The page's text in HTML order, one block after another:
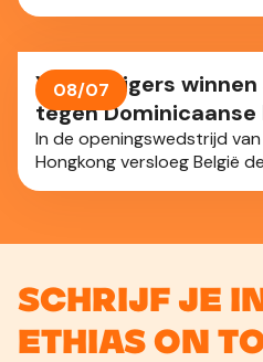
Yellow Tigers
tegen Dominicaanse
In de openingswedstrijd
Hongkong versloeg België
Republiek na een
08/07
Schrijf je
Ethias On